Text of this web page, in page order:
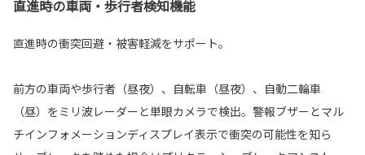
直進時の車両・歩行者検知機能
直進時の衝突回避・被害軽減をサポート。
前方の車両や歩行者（昼夜）、自転車（昼夜）、自動二輪車
（昼）をミリ波レーダーと単眼カメラで検出。警報ブザーとマル
チインフォメーションディスプレイ表示で衝突の可能性を知ら